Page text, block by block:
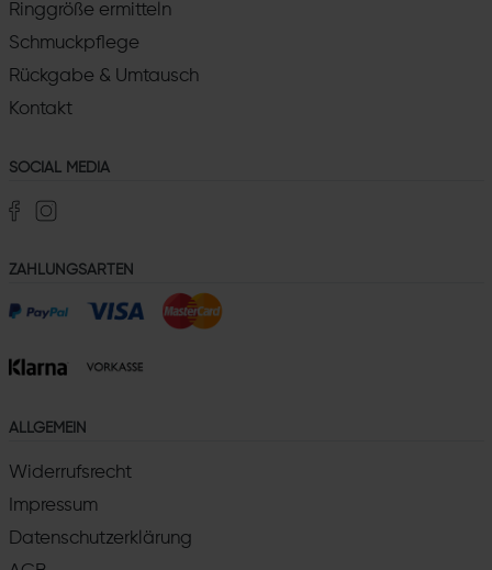
Ringgröße ermitteln
Schmuckpflege
Rückgabe & Umtausch
Kontakt
SOCIAL MEDIA
ZAHLUNGSARTEN
ALLGEMEIN
Widerrufsrecht
Impressum
Datenschutzerklärung